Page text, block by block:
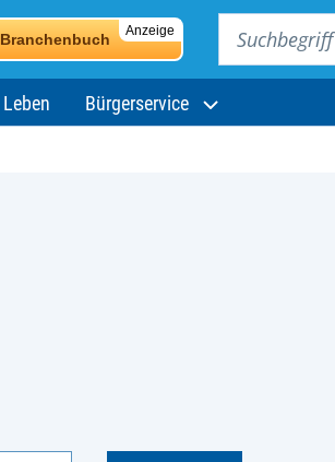
Anzeige
Branchenbuch
Leben Bürgerservice